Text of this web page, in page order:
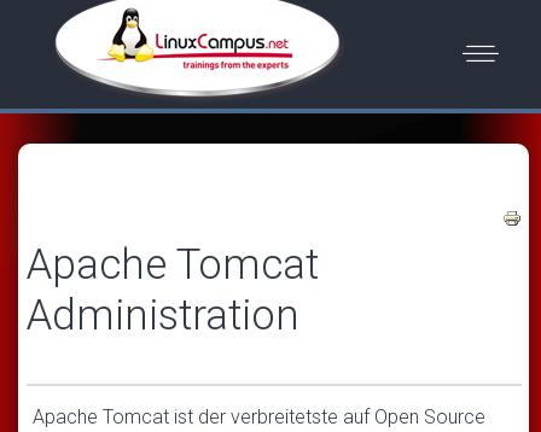
Apache Tomcat
Administration
Apache Tomcat ist der verbreitetste auf Open Source